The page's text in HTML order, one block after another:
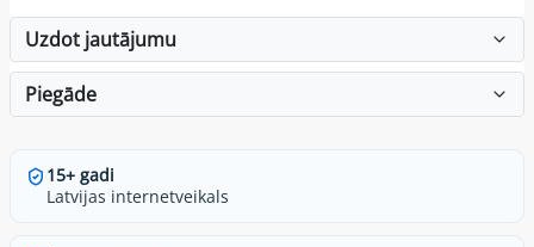
Uzdot jautājumu
Piegāde
15+ gadi
Latvijas internetveikals